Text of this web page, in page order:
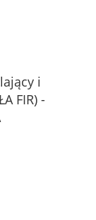
i
FIR) -